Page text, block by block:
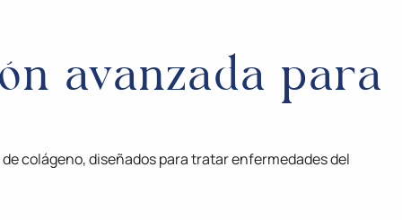
avanzada para
colágeno, diseñados para tratar enfermedades del